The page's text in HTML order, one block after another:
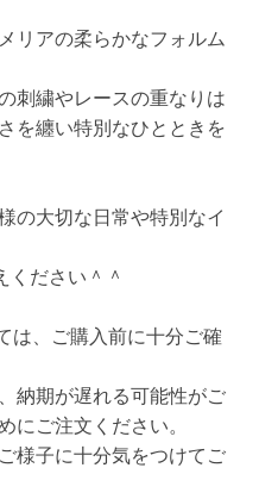
リアの柔らかなフォルム
刺繍やレースの重なりは
を纏い特別なひとときを
の大切な日常や特別なイ
ください＾＾
は、ご購入前に十分ご確
納期が遅れる可能性がご
にご注文ください。
様子に十分気をつけてご